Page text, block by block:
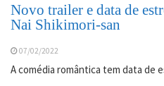
Novo trailer e data de
Nai Shikimori-san
07/02/2022
A comédia romântica tem data de